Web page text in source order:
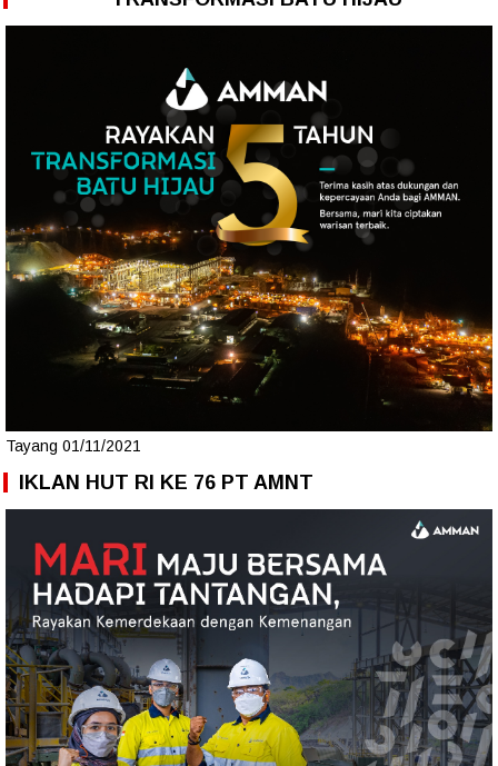
Tayang 01/11/2021
IKLAN HUT RI KE 76 PT AMNT